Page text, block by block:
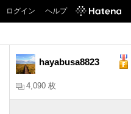
ログイン ヘルプ
hayabusa8823
4,090 枚